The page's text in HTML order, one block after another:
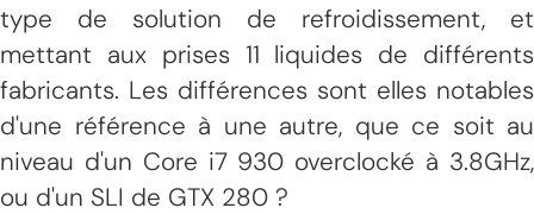
type de solution de refroidissement, et
mettant aux prises 11 liquides de différents
fabricants. Les différences sont elles notables
d'une référence à une autre, que ce soit au
niveau d'un Core i7 930 overclocké à 3.8GHz,
ou d'un SLI de GTX 280 ?